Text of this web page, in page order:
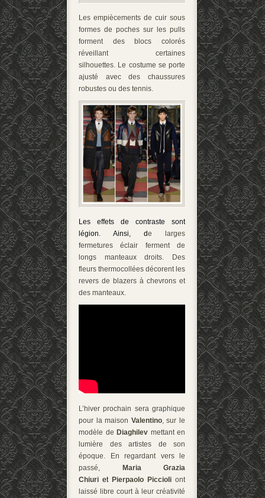
Les empiècements de cuir sous
formes de poches sur les pulls
forment des blocs colorés
réveillant certaines
silhouettes. Le costume se porte
ajusté avec des chaussures
robustes ou des tennis.
Les effets de contraste sont
légion. Ainsi, de larges
fermetures éclair ferment de
longs manteaux droits. Des
fleurs thermocollées décorent les
revers de blazers à chevrons et
des manteaux.
L’hiver prochain sera graphique
pour la maison Valentino, sur le
modèle de Diaghilev mettant en
lumière des artistes de son
époque. En regardant vers le
passé, Maria Grazia
Chiuri etPierpaolo Piccioli ont
laissé libre court à leur créativité